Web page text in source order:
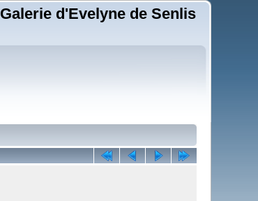
Galerie d'Evelyne de Senlis